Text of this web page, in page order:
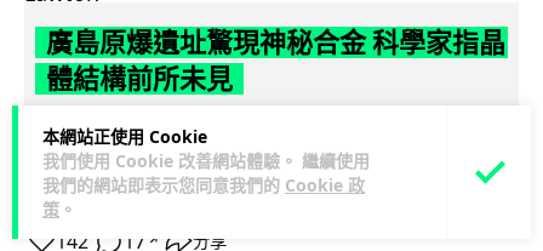
本網站正使用 Cookie
我們使用 Cookie 改善網站體驗。 繼續使用
我們的網站即表示您同意我們的 Cookie 政
策 。
廣島原爆遺址驚現神秘合金 科學家指晶
體結構前所未見
科學家在廣島原爆遺址沙灘樣本中，發現一種從未有記錄的多
元素合金，由鐵、鉻、鎳、錳、鉬及鋁六種金屬混合而成，晶
體結構獨特。研究由佛羅倫斯大學... 閱讀全文
142 17 ↗ 分享